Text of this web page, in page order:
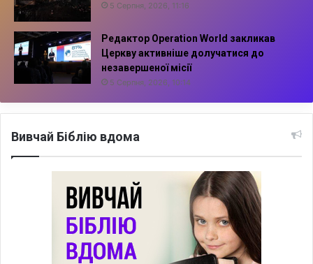
5 Серпня, 2026, 11:16
Редактор Operation World закликав
Церкву активніше долучатися до
незавершеної місії
5 Серпня, 2026, 10:14
Вивчай Біблію вдома